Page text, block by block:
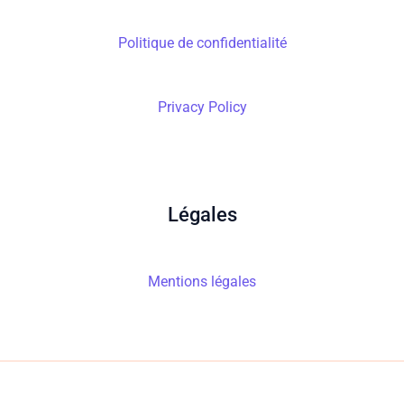
Politique de confidentialité
Privacy Policy
Légales
Mentions légales